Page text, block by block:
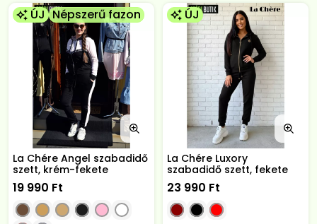
ÚJ Népszerű fazon
La Chére Angel szabadidő
szett, krém-fekete
19 990 Ft
ÚJ
La Chére Luxory
szabadidő szett, fekete
23 990 Ft